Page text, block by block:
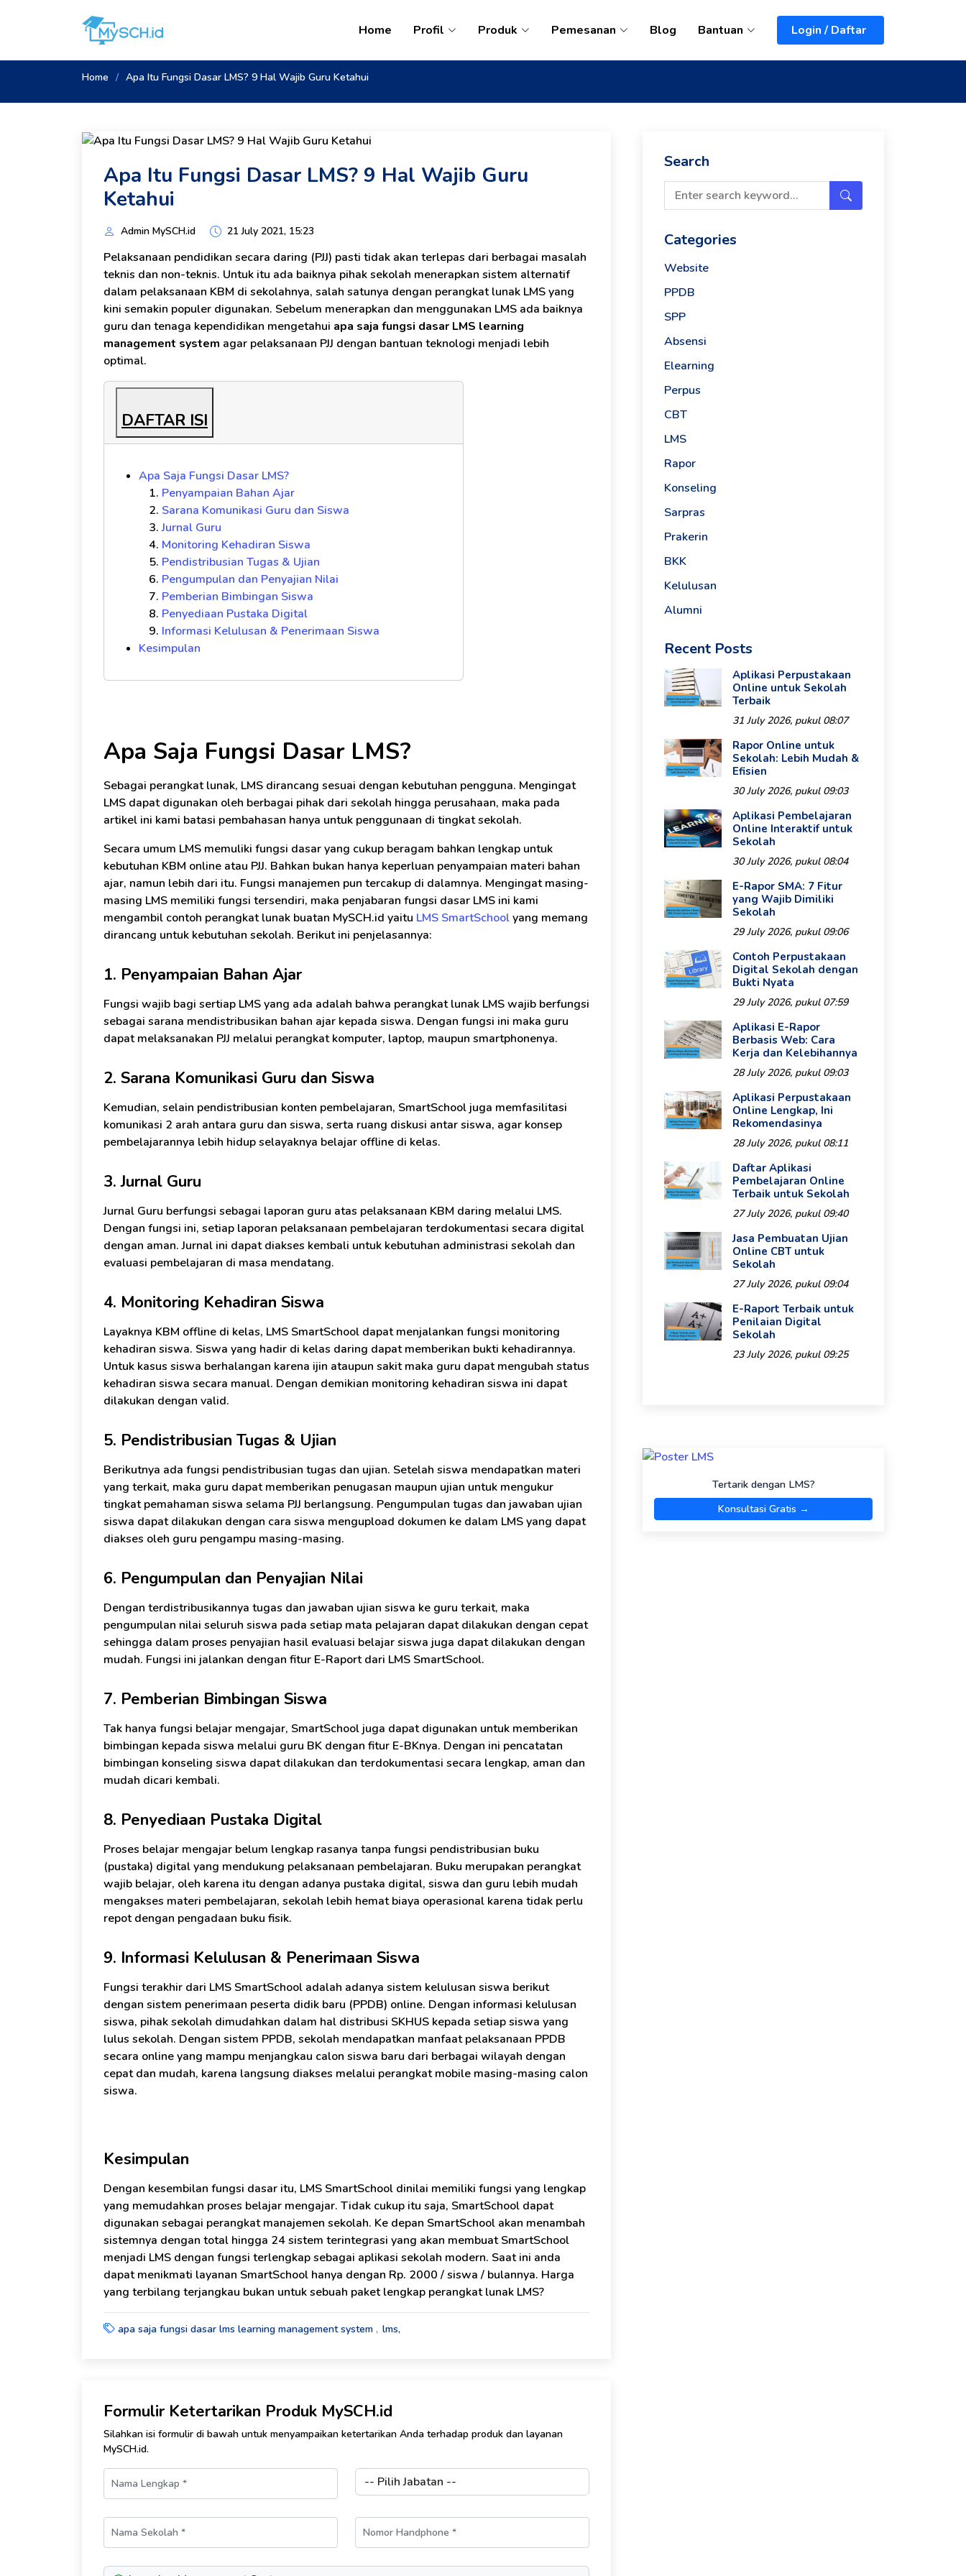
Home Profil Produk Pemesanan Blog Bantuan Login / Daftar
Home Apa Itu Fungsi Dasar LMS? 9 Hal Wajib Guru Ketahui
Apa Itu Fungsi Dasar LMS? 9 Hal Wajib Guru
Ketahui
Admin MySCH.id 21 July 2021, 15:23
Pelaksanaan pendidikan secara daring (PJJ) pasti tidak akan terlepas dari berbagai masalah
teknis dan non-teknis. Untuk itu ada baiknya pihak sekolah menerapkan sistem alternatif
dalam pelaksanaan KBM di sekolahnya, salah satunya dengan perangkat lunak LMS yang
kini semakin populer digunakan. Sebelum menerapkan dan menggunakan LMS ada baiknya
guru dan tenaga kependidikan mengetahui apa saja fungsi dasar LMS learning
management system agar pelaksanaan PJJ dengan bantuan teknologi menjadi lebih
optimal.
DAFTAR ISI
Apa Saja Fungsi Dasar LMS?
Penyampaian Bahan Ajar
Sarana Komunikasi Guru dan Siswa
Jurnal Guru
Monitoring Kehadiran Siswa
Pendistribusian Tugas & Ujian
Pengumpulan dan Penyajian Nilai
Pemberian Bimbingan Siswa
Penyediaan Pustaka Digital
Informasi Kelulusan & Penerimaan Siswa
Kesimpulan
Apa Saja Fungsi Dasar LMS?
Sebagai perangkat lunak, LMS dirancang sesuai dengan kebutuhan pengguna. Mengingat
LMS dapat digunakan oleh berbagai pihak dari sekolah hingga perusahaan, maka pada
artikel ini kami batasi pembahasan hanya untuk penggunaan di tingkat sekolah.
Secara umum LMS memuliki fungsi dasar yang cukup beragam bahkan lengkap untuk
kebutuhan KBM online atau PJJ. Bahkan bukan hanya keperluan penyampaian materi bahan
ajar, namun lebih dari itu. Fungsi manajemen pun tercakup di dalamnya. Mengingat masing-
masing LMS memiliki fungsi tersendiri, maka penjabaran fungsi dasar LMS ini kami
mengambil contoh perangkat lunak buatan MySCH.id yaitu LMS SmartSchoolyang memang
dirancang untuk kebutuhan sekolah. Berikut ini penjelasannya:
1. Penyampaian Bahan Ajar
Fungsi wajib bagi sertiap LMS yang ada adalah bahwa perangkat lunak LMS wajib berfungsi
sebagai sarana mendistribusikan bahan ajar kepada siswa. Dengan fungsi ini maka guru
dapat melaksanakan PJJ melalui perangkat komputer, laptop, maupun smartphonenya.
2. Sarana Komunikasi Guru dan Siswa
Kemudian, selain pendistribusian konten pembelajaran, SmartSchool juga memfasilitasi
komunikasi 2 arah antara guru dan siswa, serta ruang diskusi antar siswa, agar konsep
pembelajarannya lebih hidup selayaknya belajar offline di kelas.
3. Jurnal Guru
Jurnal Guru berfungsi sebagai laporan guru atas pelaksanaan KBM daring melalui LMS.
Dengan fungsi ini, setiap laporan pelaksanaan pembelajaran terdokumentasi secara digital
dengan aman. Jurnal ini dapat diakses kembali untuk kebutuhan administrasi sekolah dan
evaluasi pembelajaran di masa mendatang.
4. Monitoring Kehadiran Siswa
Layaknya KBM offline di kelas, LMS SmartSchool dapat menjalankan fungsi monitoring
kehadiran siswa. Siswa yang hadir di kelas daring dapat memberikan bukti kehadirannya.
Untuk kasus siswa berhalangan karena ijin ataupun sakit maka guru dapat mengubah status
kehadiran siswa secara manual. Dengan demikian monitoring kehadiran siswa ini dapat
dilakukan dengan valid.
5. Pendistribusian Tugas & Ujian
Berikutnya ada fungsi pendistribusian tugas dan ujian. Setelah siswa mendapatkan materi
yang terkait, maka guru dapat memberikan penugasan maupun ujian untuk mengukur
tingkat pemahaman siswa selama PJJ berlangsung. Pengumpulan tugas dan jawaban ujian
siswa dapat dilakukan dengan cara siswa mengupload dokumen ke dalam LMS yang dapat
diakses oleh guru pengampu masing-masing.
6. Pengumpulan dan Penyajian Nilai
Dengan terdistribusikannya tugas dan jawaban ujian siswa ke guru terkait, maka
pengumpulan nilai seluruh siswa pada setiap mata pelajaran dapat dilakukan dengan cepat
sehingga dalam proses penyajian hasil evaluasi belajar siswa juga dapat dilakukan dengan
mudah. Fungsi ini jalankan dengan fitur E-Raport dari LMS SmartSchool.
7. Pemberian Bimbingan Siswa
Tak hanya fungsi belajar mengajar, SmartSchool juga dapat digunakan untuk memberikan
bimbingan kepada siswa melalui guru BK dengan fitur E-BKnya. Dengan ini pencatatan
bimbingan konseling siswa dapat dilakukan dan terdokumentasi secara lengkap, aman dan
mudah dicari kembali.
8. Penyediaan Pustaka Digital
Proses belajar mengajar belum lengkap rasanya tanpa fungsi pendistribusian buku
(pustaka) digital yang mendukung pelaksanaan pembelajaran. Buku merupakan perangkat
wajib belajar, oleh karena itu dengan adanya pustaka digital, siswa dan guru lebih mudah
mengakses materi pembelajaran, sekolah lebih hemat biaya operasional karena tidak perlu
repot dengan pengadaan buku fisik.
9. Informasi Kelulusan & Penerimaan Siswa
Fungsi terakhir dari LMS SmartSchool adalah adanya sistem kelulusan siswa berikut
dengan sistem penerimaan peserta didik baru (PPDB) online. Dengan informasi kelulusan
siswa, pihak sekolah dimudahkan dalam hal distribusi SKHUS kepada setiap siswa yang
lulus sekolah. Dengan sistem PPDB, sekolah mendapatkan manfaat pelaksanaan PPDB
secara online yang mampu menjangkau calon siswa baru dari berbagai wilayah dengan
cepat dan mudah, karena langsung diakses melalui perangkat mobile masing-masing calon
siswa.
Kesimpulan
Dengan kesembilan fungsi dasar itu, LMS SmartSchool dinilai memiliki fungsi yang lengkap
yang memudahkan proses belajar mengajar. Tidak cukup itu saja, SmartSchool dapat
digunakan sebagai perangkat manajemen sekolah. Ke depan SmartSchool akan menambah
sistemnya dengan total hingga 24 sistem terintegrasi yang akan membuat SmartSchool
menjadi LMS dengan fungsi terlengkap sebagai aplikasi sekolah modern. Saat ini anda
dapat menikmati layanan SmartSchool hanya dengan Rp. 2000 / siswa / bulannya. Harga
yang terbilang terjangkau bukan untuk sebuah paket lengkap perangkat lunak LMS?
apa saja fungsi dasar lms learning management system lms,
Formulir Ketertarikan Produk MySCH.id
Silahkan isi formulir di bawah untuk menyampaikan ketertarikan Anda terhadap produk dan layanan
MySCH.id.
Search
Categories
Website
PPDB
SPP
Absensi
Elearning
Perpus
CBT
LMS
Rapor
Konseling
Sarpras
Prakerin
BKK
Kelulusan
Alumni
Recent Posts
Aplikasi Perpustakaan
Online untuk Sekolah
Terbaik
31 July 2026, pukul 08:07
Rapor Online untuk
Sekolah: Lebih Mudah &
Efisien
30 July 2026, pukul 09:03
Aplikasi Pembelajaran
Online Interaktif untuk
Sekolah
30 July 2026, pukul 08:04
E-Rapor SMA: 7 Fitur
yang Wajib Dimiliki
Sekolah
29 July 2026, pukul 09:06
Contoh Perpustakaan
Digital Sekolah dengan
Bukti Nyata
29 July 2026, pukul 07:59
Aplikasi E-Rapor
Berbasis Web: Cara
Kerja dan Kelebihannya
28 July 2026, pukul 09:03
Aplikasi Perpustakaan
Online Lengkap, Ini
Rekomendasinya
28 July 2026, pukul 08:11
Daftar Aplikasi
Pembelajaran Online
Terbaik untuk Sekolah
27 July 2026, pukul 09:40
Jasa Pembuatan Ujian
Online CBT untuk
Sekolah
27 July 2026, pukul 09:04
E-Raport Terbaik untuk
Penilaian Digital
Sekolah
23 July 2026, pukul 09:25
Tertarik dengan LMS?
Konsultasi Gratis →